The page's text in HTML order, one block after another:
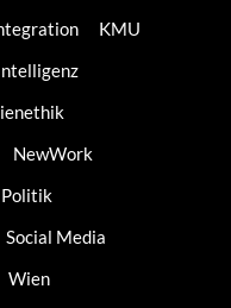
KMU
NewWork
Politik
Social Media
Wien